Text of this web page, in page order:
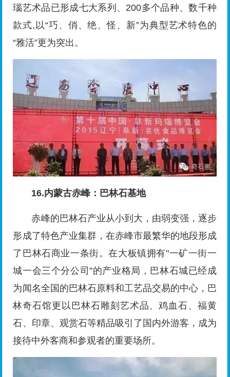
瑙艺术品已形成七大系列、200多个品种、数千种
款式,以“巧、俏、绝、怪、新”为典型艺术特色的
“雅活”更为突出。
16.内蒙古赤峰：巴林石基地
赤峰的巴林石产业从小到大，由弱变强，逐步
形成了特色产业集群，在赤峰市最繁华的地段形成
了巴林石商业一条街。在大板镇拥有"一矿一街一
城一会三个分公司"的产业格局，巴林石城已经成
为闻名全国的巴林石原料和工艺品交易的中心，巴
林奇石馆更以巴林石雕刻艺术品、鸡血石、福黄
石、印章、观赏石等精品吸引了国内外游客，成为
接待中外客商和参观者的重要场所。